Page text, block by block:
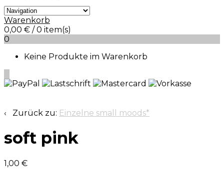
Warenkorb
0,00 € / 0 item(s)
0
Keine Produkte im Warenkorb
‹ Zurück zu: Einzelne small moods*
soft pink
1,00 €